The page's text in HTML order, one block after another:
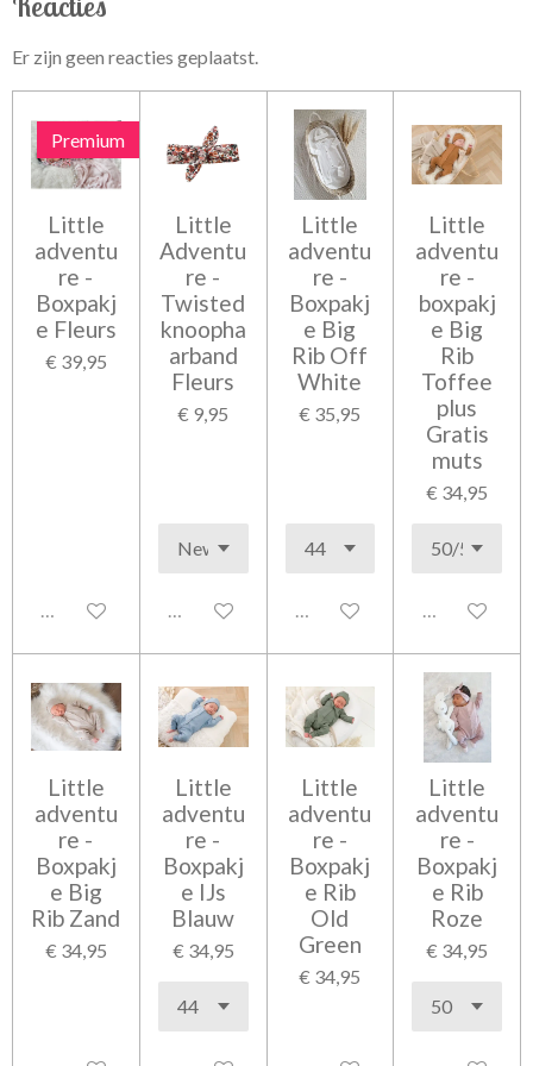
Er zijn geen reacties geplaatst.
Premium
Little
adventu
re -
Boxpakj
e Fleurs
€ 39,95
Uitgeschakeld
Little
Adventu
re -
Twisted
knoopha
arband
Fleurs
€ 9,95
Uitgeschakeld
Little
adventu
re -
Boxpakj
e Big
Rib Off
White
€ 35,95
Uitgeschakeld
Little
adventu
re -
boxpakj
e Big
Rib
Toffee
plus
Gratis
muts
€ 34,95
Little
adventu
re -
Boxpakj
e Big
Rib Zand
€ 34,95
Little
adventu
re -
Boxpakj
e IJs
Blauw
€ 34,95
Little
adventu
re -
Boxpakj
e Rib
Old
Green
€ 34,95
Little
adventu
re -
Boxpakj
e Rib
Roze
€ 34,95